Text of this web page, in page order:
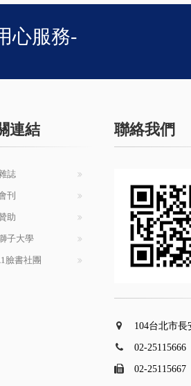
心服務-
連結
誌
刊
助
子大學
臉書社團
聯絡我們
104台北市長
02-25115666
02-25115667